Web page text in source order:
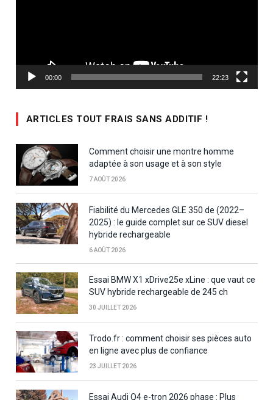
00:00 22:23
ARTICLES TOUT FRAIS SANS ADDITIF !
Comment choisir une montre homme
adaptée à son usage et à son style
7 AOÛT 2026
Fiabilité du Mercedes GLE 350 de (2022–
2025) : le guide complet sur ce SUV diesel
hybride rechargeable
6 AOÛT 2026
Essai BMW X1 xDrive25e xLine : que vaut ce
SUV hybride rechargeable de 245 ch
30 JUILLET 2026
Trodo.fr : comment choisir ses pièces auto
en ligne avec plus de confiance
23 JUILLET 2026
Essai Audi Q4 e-tron 2026 phase : Plus